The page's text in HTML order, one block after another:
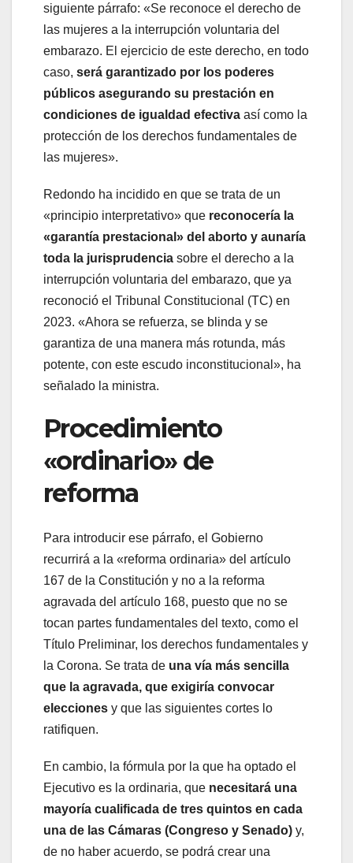
siguiente párrafo: «Se reconoce el derecho de
las mujeres a la interrupción voluntaria del
embarazo. El ejercicio de este derecho, en todo
caso, será garantizado por los poderes
públicos asegurando su prestación en
condiciones de igualdad efectiva así como la
protección de los derechos fundamentales de
las mujeres».
Redondo ha incidido en que se trata de un
«principio interpretativo» que reconocería la
«garantía prestacional» del aborto y aunaría
toda la jurisprudencia sobre el derecho a la
interrupción voluntaria del embarazo, que ya
reconoció el Tribunal Constitucional (TC) en
2023. «Ahora se refuerza, se blinda y se
garantiza de una manera más rotunda, más
potente, con este escudo inconstitucional», ha
señalado la ministra.
Procedimiento
«ordinario» de
reforma
Para introducir ese párrafo, el Gobierno
recurrirá a la «reforma ordinaria» del artículo
167 de la Constitución y no a la reforma
agravada del artículo 168, puesto que no se
tocan partes fundamentales del texto, como el
Título Preliminar, los derechos fundamentales y
la Corona. Se trata de una vía más sencilla
que la agravada, que exigiría convocar
elecciones y que las siguientes cortes lo
ratifiquen.
En cambio, la fórmula por la que ha optado el
Ejecutivo es la ordinaria, que necesitará una
mayoría cualificada de tres quintos en cada
una de las Cámaras (Congreso y Senado) y,
de no haber acuerdo, se podrá crear una